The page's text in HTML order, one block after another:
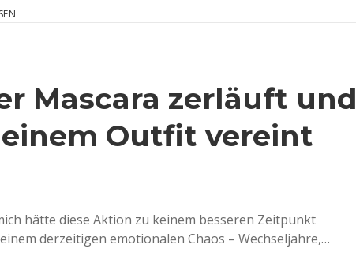
Mascara zerläuft und
Outfit vereint
hätte diese Aktion zu keinem besseren Zeitpunkt
derzeitigen emotionalen Chaos – Wechseljahre,…